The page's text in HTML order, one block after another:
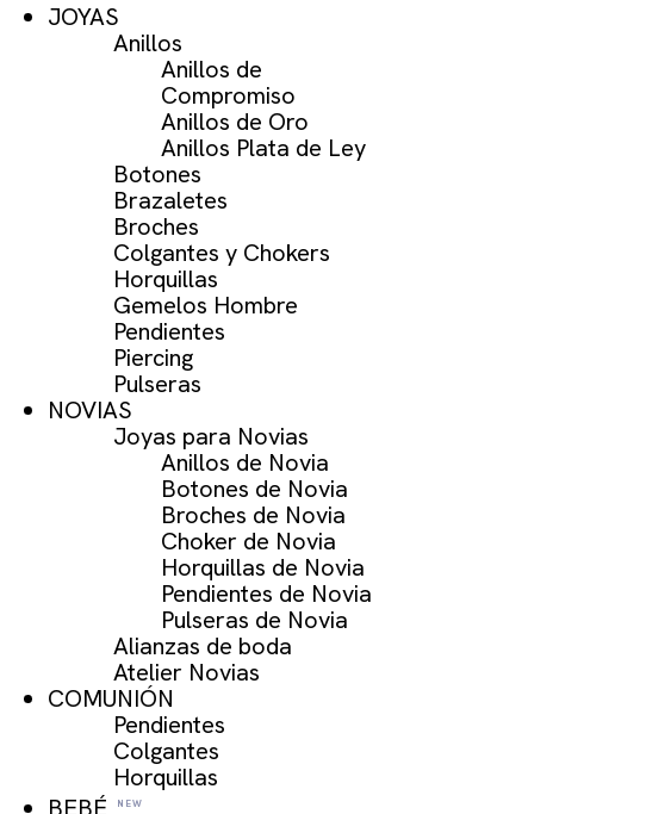
JOYAS
Anillos
Anillos de
Compromiso
Anillos de Oro
Anillos Plata de Ley
Botones
Brazaletes
Broches
Colgantes y Chokers
Horquillas
Gemelos Hombre
Pendientes
Piercing
Pulseras
NOVIAS
Joyas para Novias
Anillos de Novia
Botones de Novia
Broches de Novia
Choker de Novia
Horquillas de Novia
Pendientes de Novia
Pulseras de Novia
Alianzas de boda
Atelier Novias
COMUNIÓN
Pendientes
Colgantes
Horquillas
BEBÉ